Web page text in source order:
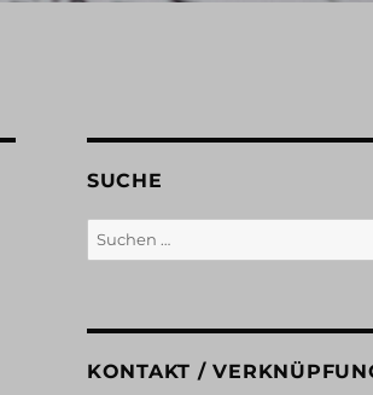
SUCHE
Suchen
nach:
KONTAKT /